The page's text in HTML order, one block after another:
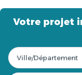
Votre projet